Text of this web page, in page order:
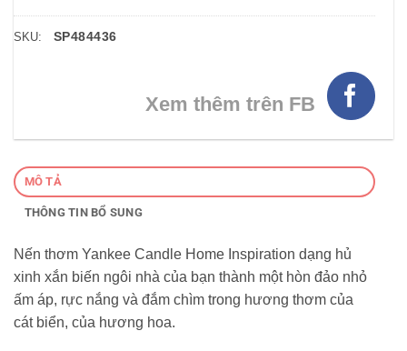
SKU: SP484436
Xem thêm trên FB
MÔ TẢ
THÔNG TIN BỔ SUNG
Nến thơm Yankee Candle Home Inspiration dạng hủ
xinh xắn biến ngôi nhà của bạn thành một hòn đảo nhỏ
ấm áp, rực nắng và đắm chìm trong hương thơm của
cát biển, của hương hoa.